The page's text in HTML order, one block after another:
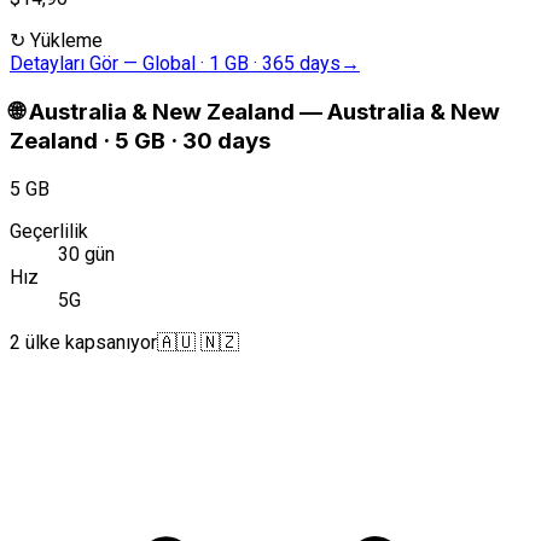
↻ Yükleme
Detayları Gör — Global · 1 GB · 365 days →
🌐Australia & New Zealand —Australia & New
Zealand · 5 GB · 30 days
5 GB
Geçerlilik
30 gün
Hız
5G
2 ülke kapsanıyor🇦🇺 🇳🇿